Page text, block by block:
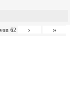
von 62 › »